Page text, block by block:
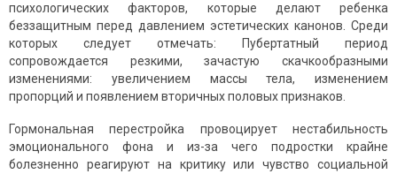
психологических факторов, которые делают ребенка
беззащитным перед давлением эстетических канонов. Среди
которых следует отмечать: Пубертатный период
сопровождается резкими, зачастую скачкообразными
изменениями: увеличением массы тела, изменением
пропорций и появлением вторичных половых признаков.
Гормональная перестройка провоцирует нестабильность
эмоционального фона и из-за чего подростки крайне
болезненно реагируют на критику или чувство социальной